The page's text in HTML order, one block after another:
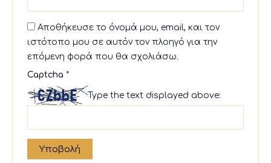
Αποθήκευσε το όνομά μου, email, και τον
ιστότοπο μου σε αυτόν τον πλοηγό για την
επόμενη φορά που θα σχολιάσω.
Captcha*
Type the text displayed above: